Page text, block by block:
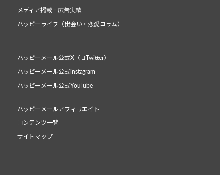
メディア掲載・広告実績
ハッピーライフ（出会い・恋愛コラム）
ハッピーメール公式X（旧Twitter）
ハッピーメール公式instagram
ハッピーメール公式YouTube
ハッピーメールアフィリエイト
コンテンツ一覧
サイトマップ